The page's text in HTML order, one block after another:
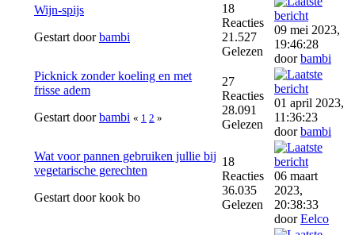
Wijn-spijs
Gestart doorbambi
18
Reacties
21.527
Gelezen
09 mei 2023,
19:46:28
doorbambi
Picknick zonder koeling en met
frisse adem
Gestart doorbambi « 1 2 »
27
Reacties
28.091
Gelezen
01 april 2023,
11:36:23
doorbambi
Wat voor pannen gebruiken jullie bij
vegetarische gerechten
Gestart door kook bo
18
Reacties
36.035
Gelezen
06 maart
2023,
20:38:33
doorEelco